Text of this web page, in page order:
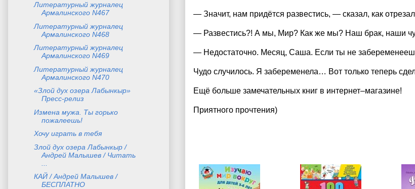
— Значит, нам придётся развестись, — сказал, как
— Развестись?! А мы, Мир? Как же мы? Наш брак, наши
— Недостаточно. Месяц, Саша. Если ты не
Чудо случилось. Я забеременела… Вот только теперь
Ещё больше замечательных книг в интернет–магазине!
Приятного прочтения)
Литературный журналец
Армалинского N467
Литературный журналец
Армалинского N468
Литературный журналец
Армалинского N469
Литературный журналец
Армалинского N470
«Злой дух озера Лабынкыр»
Пресс-релиз
Измена мужа. Ты горько
пожалеешь!
Хочу играть в тебя
Злой дух озера Лабынкыр /
Андрей Малышев / Читать
КАЙ / Андрей Малышев /
БЕСПЛАТНО